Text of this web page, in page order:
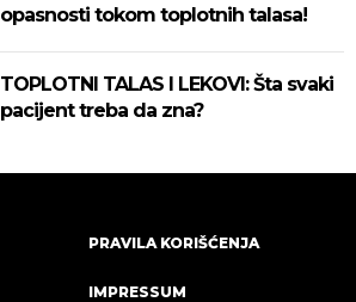
opasnosti tokom toplotnih talasa!
TOPLOTNI TALAS I LEKOVI: Šta svaki
pacijent treba da zna?
PRAVILA KORIŠĆENJA
IMPRESSUM